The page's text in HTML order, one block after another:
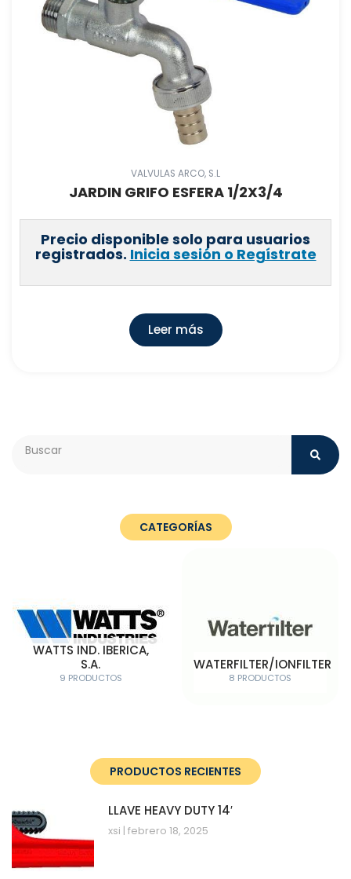
VALVULAS ARCO, S.L
JARDIN GRIFO ESFERA 1/2X3/4
Precio disponible solo para usuarios
registrados. Inicia sesión o Regístrate
Leer más
CATEGORÍAS
WATTS IND. IBERICA,
S.A.
9 PRODUCTOS
WATERFILTER/IONFILTER
8 PRODUCTOS
PRODUCTOS RECIENTES
LLAVE HEAVY DUTY 14′
xsi febrero 18, 2025